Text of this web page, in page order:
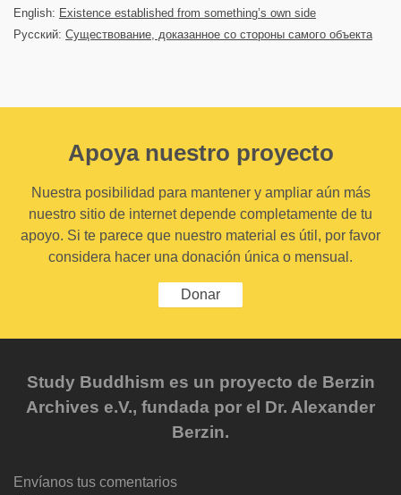
English: Existence established from something’s own side
Русский: Существование, доказанное со стороны самого объекта
Apoya nuestro proyecto
Nuestra posibilidad para mantener y ampliar aún más
nuestro sitio de internet depende completamente de tu
apoyo. Si te parece que nuestro material es útil, por favor
considera hacer una donación única o mensual.
Donar
Study Buddhism es un proyecto de Berzin
Archives e.V., fundada por el Dr. Alexander
Berzin.
Envíanos tus comentarios